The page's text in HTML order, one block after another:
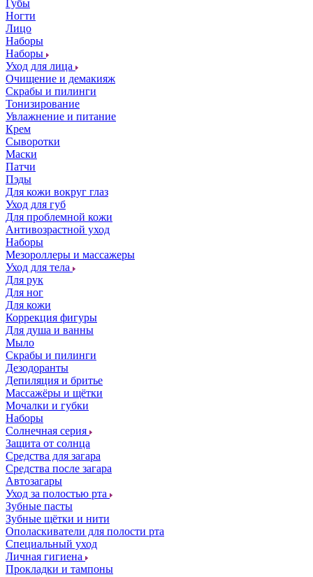
Губы
Ногти
Лицо
Наборы
Наборы
Уход для лица
Очищение и демакияж
Скрабы и пилинги
Тонизирование
Увлажнение и питание
Крем
Сыворотки
Маски
Патчи
Пэды
Для кожи вокруг глаз
Уход для губ
Для проблемной кожи
Антивозрастной уход
Наборы
Мезороллеры и массажеры
Уход для тела
Для рук
Для ног
Для кожи
Коррекция фигуры
Для душа и ванны
Мыло
Скрабы и пилинги
Дезодоранты
Депиляция и бритье
Массажёры и щётки
Мочалки и губки
Наборы
Солнечная серия
Защита от солнца
Средства для загара
Средства после загара
Автозагары
Уход за полостью рта
Зубные пасты
Зубные щётки и нити
Ополаскиватели для полости рта
Специальный уход
Личная гигиена
Прокладки и тампоны